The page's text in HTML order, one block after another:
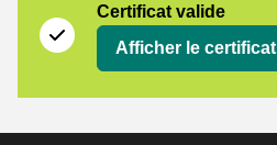
Certificat valide
Afficher le certificat